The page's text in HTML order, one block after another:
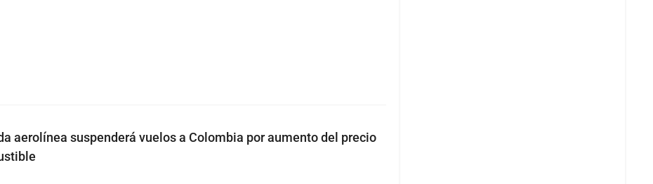
aerolínea suspenderá vuelos a Colombia por aumento del precio